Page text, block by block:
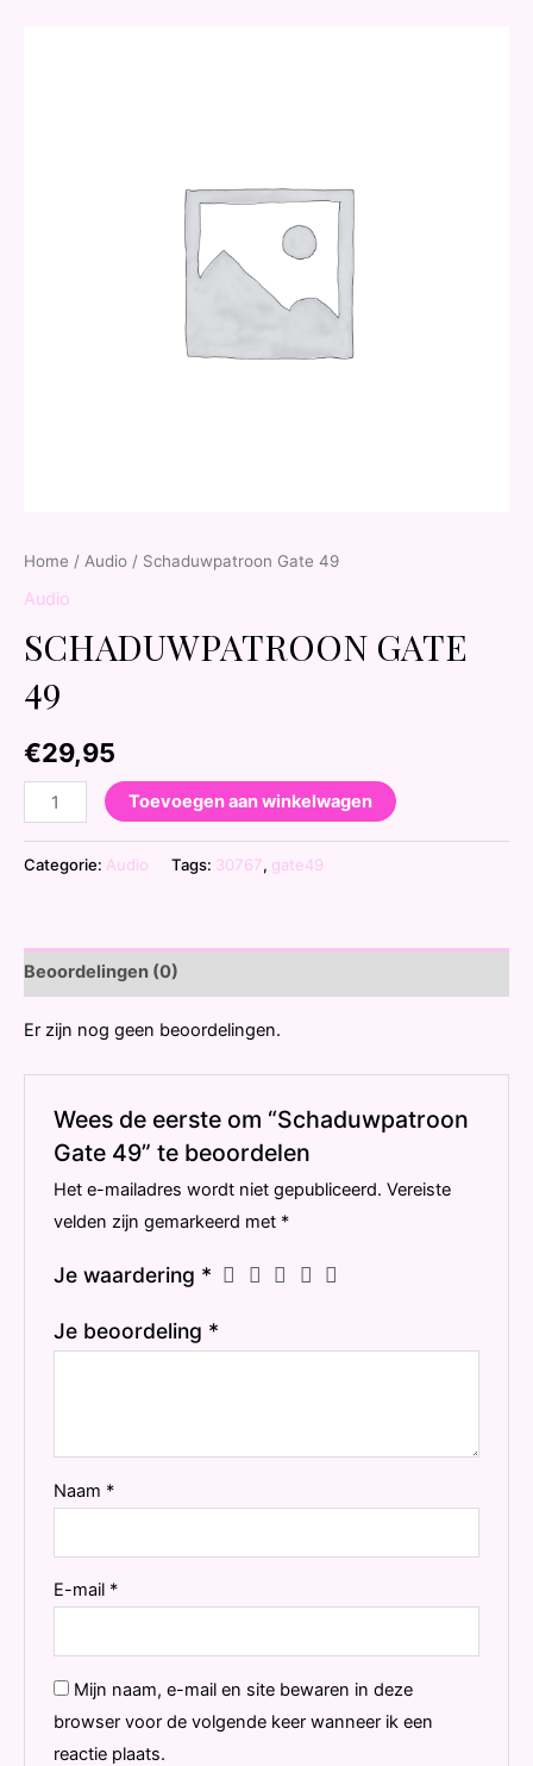
Home / Audio / Schaduwpatroon Gate 49
Audio
SCHADUWPATROON GATE
49
€29,95
Toevoegen aan winkelwagen
Categorie: Audio Tags: 30767, gate49
Beoordelingen (0)
Er zijn nog geen beoordelingen.
Wees de eerste om “Schaduwpatroon
Gate 49” te beoordelen
Het e-mailadres wordt niet gepubliceerd. Vereiste
velden zijn gemarkeerd met *
Je waardering *
Je beoordeling *
Naam *
E-mail *
Mijn naam, e-mail en site bewaren in deze
browser voor de volgende keer wanneer ik een
reactie plaats.